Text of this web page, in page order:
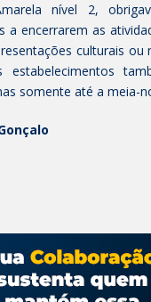
nível 2,
a encerrarem as
culturais ou
estabelecimentos
somente até a meia-